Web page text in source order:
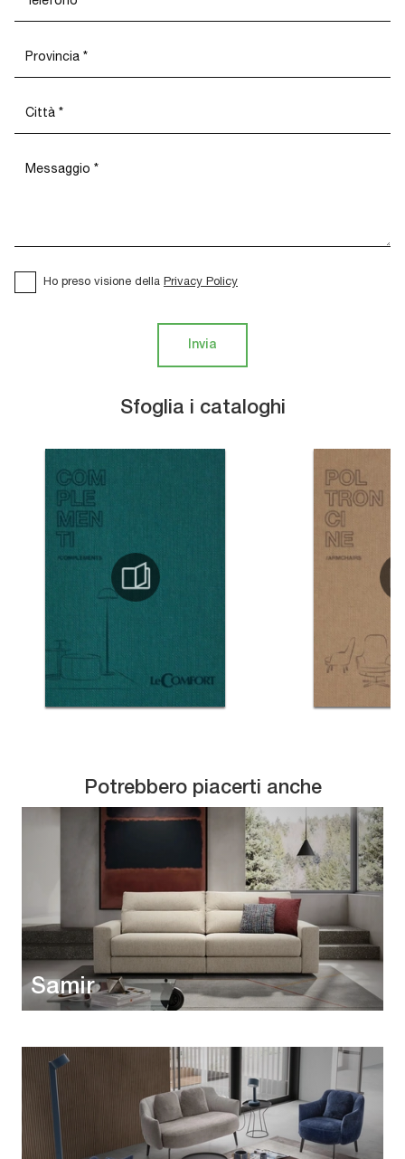
Sfoglia i cataloghi
Ho preso visione della Privacy Policy
Invia
Potrebbero piacerti anche
Samir